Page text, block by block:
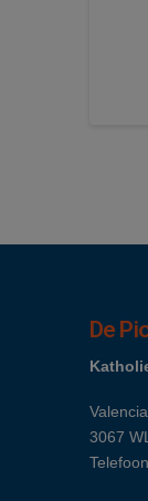
De
3067